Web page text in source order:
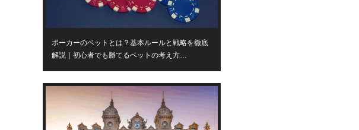
ポーカーのベットとは？基本ルールと戦略を徹底
解説｜初心者でも勝てるベットの考え方…